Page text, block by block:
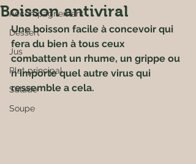
Accompagnement
Dessert
Jus
Plat principal
Salade
Soupe
Boisson antiviral
Une boisson facile à concevoir qui
fera du bien à tous ceux
combattent un rhume, un grippe ou
n'importe quel autre virus qui
ressemble a cela.